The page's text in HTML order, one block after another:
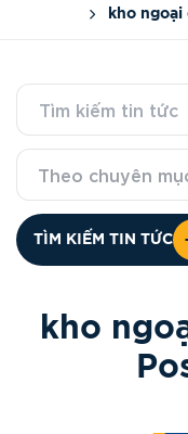
kho
Theo chuyên
TÌM KIẾM TIN TỨC
k ho ngo
Po